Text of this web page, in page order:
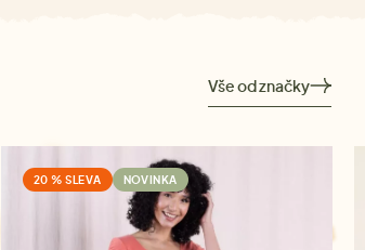
Vše od značky
20 % SLEVA NOVINKA